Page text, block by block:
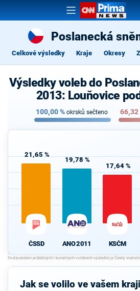
Poslanecká
Celkové výsledky Kraje Okresy
Výsledky voleb do
2013: Louňovice
100,00% okrsků sečteno 66,32
21,65 %
ČSSD
19,78 %
ANO 2011
17,64 %
KSČM
Jak se volilo ve vašem